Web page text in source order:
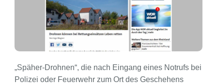
„Späher-Drohnen“, die nach Eingang eines Notrufs bei
Polizei oder Feuerwehr zum Ort des Geschehens